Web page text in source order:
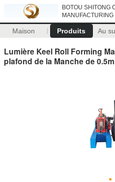
BOTOU SHITONG
MANUFACTURING
Maison Produits Au
Lumière Keel Roll Forming
plafond de la Manche de